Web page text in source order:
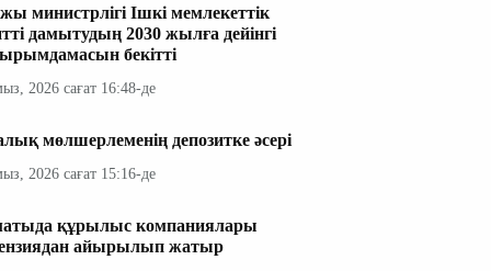
министрлігі Ішкі мемлекеттік
дамытудың 2030 жылға дейінгі
бекітті
2026 сағат 16:48-де
мөлшерлеменің депозитке әсері
2026 сағат 15:16-де
құрылыс компаниялары
айырылып жатыр